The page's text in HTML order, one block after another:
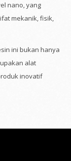
nano, yang
mekanik, fisik,
ini bukan hanya
alat
inovatif